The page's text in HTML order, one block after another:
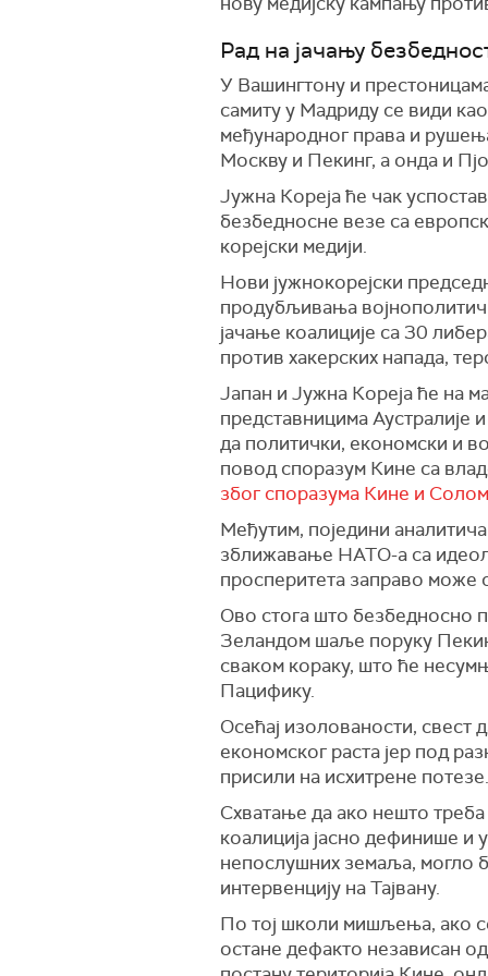
Рад на јачању
У Вашингтону и
самиту у Мадриду се види
међународног права и
Москву и Пекинг, а онда и
Јужна Кореја ће чак
безбедносне везе са
корејски медији.
Нови јужнокорејски
продубљивања
јачање коалиције са 30
против хакерских напада,
Јапан и Јужна Кореја ће на
представницима Аустралије
да политички, економски и
повод споразум Кине са
због споразума Кине и
Међутим, поједини
зближавање НАТО-а са
просперитета заправо може
Ово стога што безбедносно
Зеландом шаље поруку
сваком кораку, што ће
Пацифику.
Осећај изолованости, свест
економског раста јер под
присили на исхитрене потезе.
Схватање да ако нешто
коалиција јасно дефинише и
непослушних земаља, могло
интервенцију на Тајвану.
По тој школи мишљења, ако
остане дефакто независан